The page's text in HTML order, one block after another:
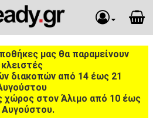
μας θα παραμείνουν
κλειστές
διακοπών από 14 έως 21
χώρος στον Άλιμο από 10 έως
Αυγούστου.